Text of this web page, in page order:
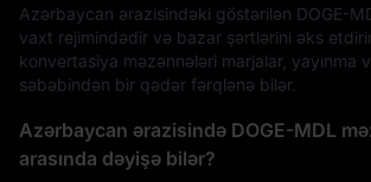
Azərbaycan ərazisindəki göstərilən DOGE-
vaxt rejimindədir və bazar şərtlərini əks
konvertasiya məzənnələri marjalar, yayınma
səbəbindən bir qədər fərqlənə bilər.
Azərbaycan ərazisində DOGE-MDL
arasında dəyişə bilər?